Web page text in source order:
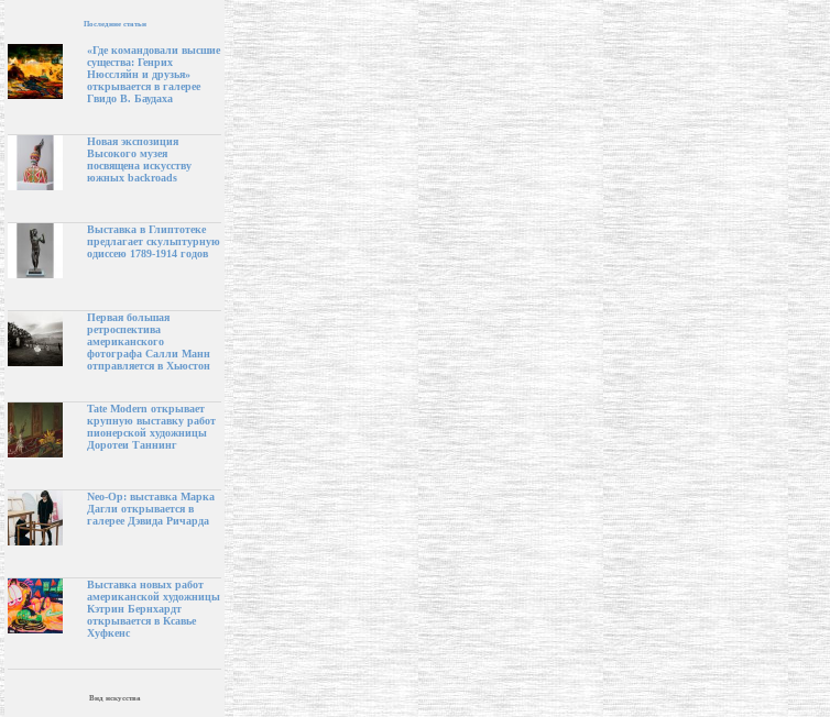
Последние статьи
«Где командовали высшие
существа: Генрих
Нюссляйн и друзья»
открывается в галерее
Гвидо В. Баудаха
Новая экспозиция
Высокого музея
посвящена искусству
южных backroads
Выставка в Глиптотеке
предлагает скульптурную
одиссею 1789-1914 годов
Первая большая
ретроспектива
американского
фотографа Салли Манн
отправляется в Хьюстон
Tate Modern открывает
крупную выставку работ
пионерской художницы
Доротеи Таннинг
Neo-Op: выставка Марка
Дагли открывается в
галерее Дэвида Ричарда
Выставка новых работ
американской художницы
Кэтрин Бернхардт
открывается в Ксавье
Хуфкенс
Вид искусства